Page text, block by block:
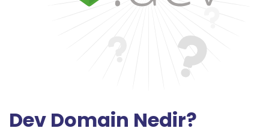
Dev Domain Nedir?